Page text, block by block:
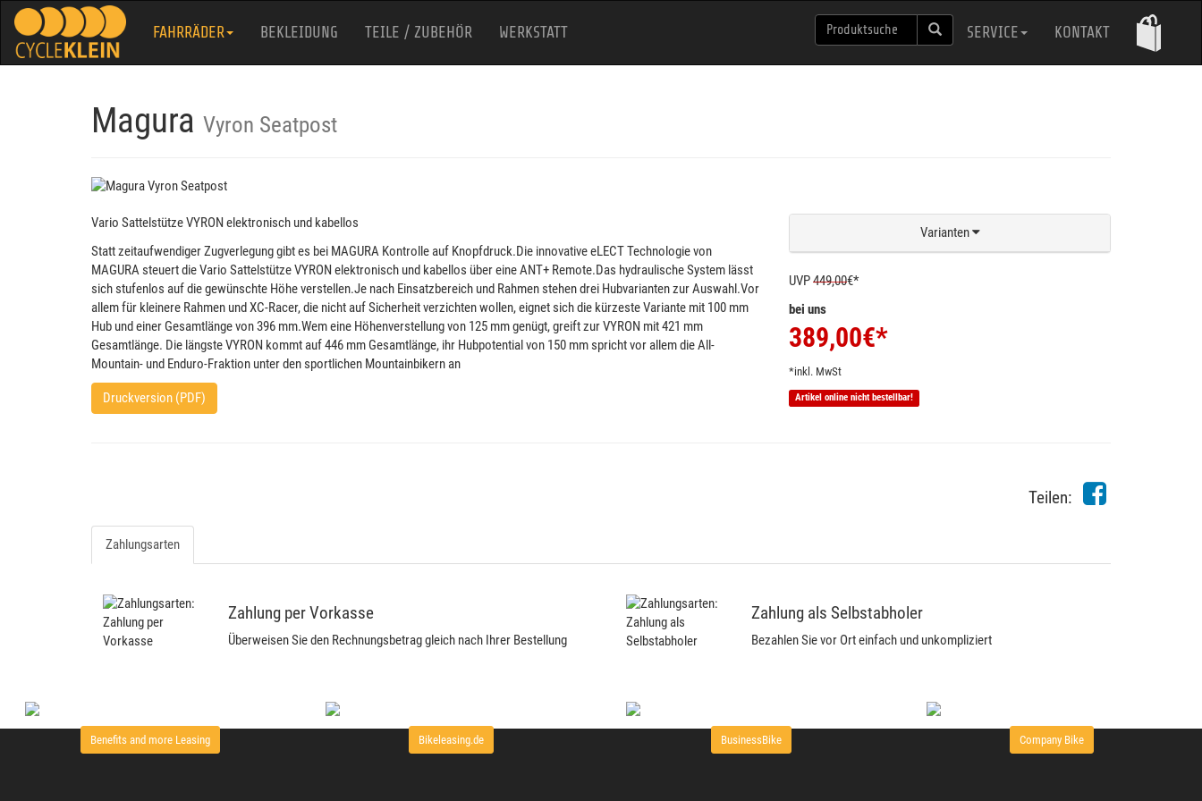
FAHRRÄDER BEKLEIDUNG TEILE / ZUBEHÖR WERKSTATT SERVICE KONTAKT
Magura Vyron Seatpost
Vario Sattelstütze VYRON elektronisch und kabellos
Statt zeitaufwendiger Zugverlegung gibt es bei MAGURA Kontrolle auf Knopfdruck.Die innovative eLECT Technologie von
MAGURA steuert die Vario Sattelstütze VYRON elektronisch und kabellos über eine ANT+ Remote.Das hydraulische System lässt
sich stufenlos auf die gewünschte Höhe verstellen.Je nach Einsatzbereich und Rahmen stehen drei Hubvarianten zur Auswahl.Vor
allem für kleinere Rahmen und XC-Racer, die nicht auf Sicherheit verzichten wollen, eignet sich die kürzeste Variante mit 100 mm
Hub und einer Gesamtlänge von 396 mm.Wem eine Höhenverstellung von 125 mm genügt, greift zur VYRON mit 421 mm
Gesamtlänge. Die längste VYRON kommt auf 446 mm Gesamtlänge, ihr Hubpotential von 150 mm spricht vor allem die All-
Mountain- und Enduro-Fraktion unter den sportlichen Mountainbikern an
Druckversion (PDF)
Varianten
UVP449,00€*
bei uns
389,00€*
*inkl. MwSt
Artikel online nicht bestellbar!
Teilen:
Zahlungsarten
Zahlung per Vorkasse
Überweisen Sie den Rechnungsbetrag gleich nach Ihrer Bestellung
Zahlung als Selbstabholer
Bezahlen Sie vor Ort einfach und unkompliziert
Benefits and more Leasing Bikeleasing.de BusinessBike Company Bike